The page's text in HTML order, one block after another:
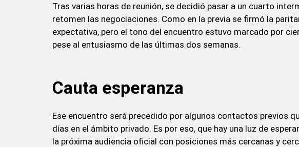
Tras varias horas de reunión, se decidió pasar a un cuarto
retomen las negociaciones. Como en la previa se firmó la
expectativa, pero el tono del encuentro estuvo marcado por
pese al entusiasmo de las últimas dos semanas.
Cauta esperanza
Ese encuentro será precedido por algunos contactos previos
días en el ámbito privado. Es por eso, que hay una luz de
la próxima audiencia oficial con posiciones más cercanas y